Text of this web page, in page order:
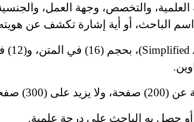
والتخصص، وجهة العمل،
اسم الباحث، أو أية إشارة تكشف عن
صفحة.
أو حصل به الباحث على درجة علمية.